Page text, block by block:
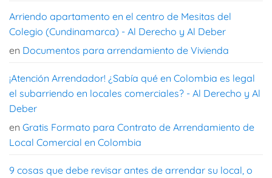
Arriendo apartamento en el centro de Mesitas del
Colegio (Cundinamarca) - Al Derecho y Al Deber
en Documentos para arrendamiento de Vivienda
¡Atención Arrendador! ¿Sabía qué en Colombia es legal
el subarriendo en locales comerciales? - Al Derecho y Al
Deber
en Gratis Formato para Contrato de Arrendamiento de
Local Comercial en Colombia
9 cosas que debe revisar antes de arrendar su local, o